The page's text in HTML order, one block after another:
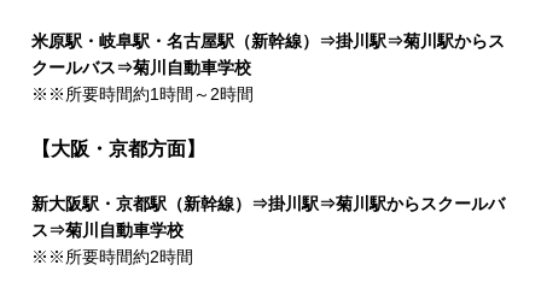
米原駅・岐阜駅・名古屋駅（新幹線）⇒掛川駅⇒菊川駅からス
クールバス⇒菊川自動車学校
※※所要時間約1時間～2時間
【大阪・京都方面】
新大阪駅・京都駅（新幹線）⇒掛川駅⇒菊川駅からスクールバ
ス⇒菊川自動車学校
※※所要時間約2時間